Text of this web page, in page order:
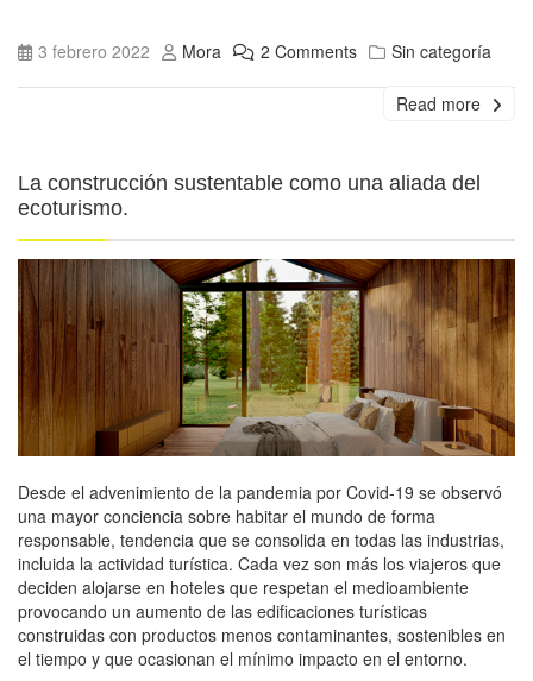
3 febrero 2022 Mora 2 Comments Sin categoría
Read more
La construcción sustentable como una aliada del
ecoturismo.
Desde el advenimiento de la pandemia por Covid-19 se observó
una mayor conciencia sobre habitar el mundo de forma
responsable, tendencia que se consolida en todas las industrias,
incluida la actividad turística. Cada vez son más los viajeros que
deciden alojarse en hoteles que respetan el medioambiente
provocando un aumento de las edificaciones turísticas
construidas con productos menos contaminantes, sostenibles en
el tiempo y que ocasionan el mínimo impacto en el entorno.